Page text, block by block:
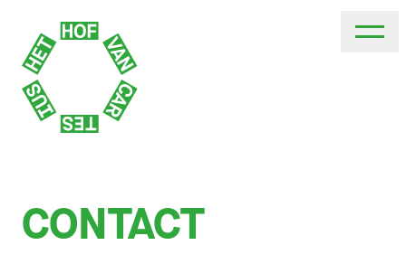
CONTACT